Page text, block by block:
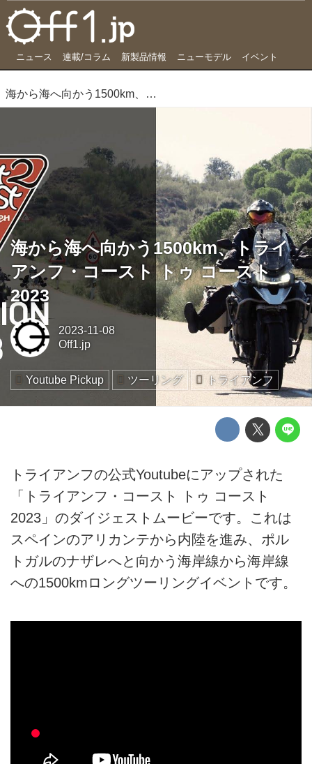
ニュース 連載/コラム 新製品情報 ニューモデル イベント
海から海へ向かう1500km、トライアンフ・コースト トゥ コースト2023
海から海へ向かう1500km、トライ
アンフ・コースト トゥ コースト
2023
2023-11-08
Off1.jp
Youtube Pickup ツーリング トライアンフ
トライアンフの公式Youtubeにアップされた
「トライアンフ・コースト トゥ コースト
2023」のダイジェストムービーです。これは
スペインのアリカンテから内陸を進み、ポル
トガルのナザレへと向かう海岸線から海岸線
への1500kmロングツーリングイベントです。